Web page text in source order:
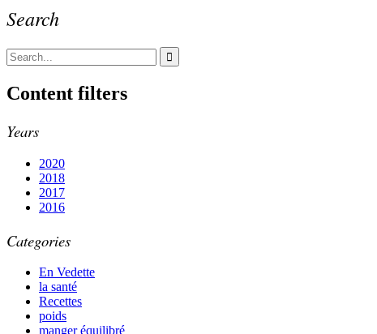
Search
Content filters
Years
2020
2018
2017
2016
Categories
En Vedette
la santé
Recettes
poids
manger équilibré